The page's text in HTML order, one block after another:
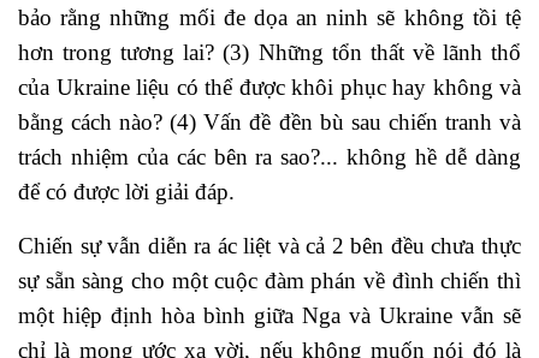
bảo rằng những mối đe dọa an ninh sẽ không tồi tệ
hơn trong tương lai? (3) Những tổn thất về lãnh thổ
của Ukraine liệu có thể được khôi phục hay không và
bằng cách nào? (4) Vấn đề đền bù sau chiến tranh và
trách nhiệm của các bên ra sao?... không hề dễ dàng
để có được lời giải đáp.
Chiến sự vẫn diễn ra ác liệt và cả 2 bên đều chưa thực
sự sẵn sàng cho một cuộc đàm phán về đình chiến thì
một hiệp định hòa bình giữa Nga và Ukraine vẫn sẽ
chỉ là mong ước xa vời, nếu không muốn nói đó là